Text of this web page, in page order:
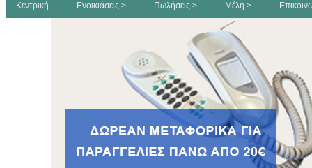
Κεντρική
Ενοικιάσεις > Πωλήσεις > Μέλη >